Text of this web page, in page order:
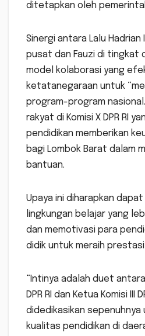
ditetapkan oleh
Sinergi antara Lalu
pusat dan Fauzi di tingkat
model kolaborasi yang
ketatanegaraan untuk
program-program
rakyat di Komisi X DPR RI
pendidikan memberikan
bagi Lombok Barat dalam
bantuan.
Upaya ini diharapkan
lingkungan belajar yang
dan memotivasi para
didik untuk meraih
“Intinya adalah duet antara
DPR RI dan Ketua Komisi III
didedikasikan sepenuhnya
kualitas pendidikan di